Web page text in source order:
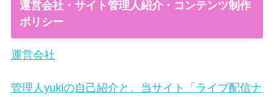
運営会社・サイト管理人紹介・コンテンツ制作
ポリシー
運営会社
管理人yukiの自己紹介と、当サイト「ライブ配信ナ